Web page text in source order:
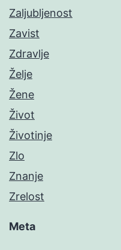
Zaljubljenost
Zavist
Zdravlje
Želje
Žene
Život
Životinje
Zlo
Znanje
Zrelost
Meta